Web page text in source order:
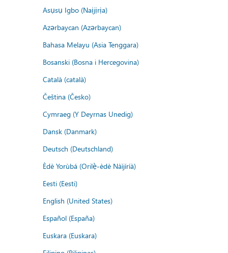
Asụsụ Igbo (Naịjịrịa)
Azərbaycan (Azərbaycan)
Bahasa Melayu (Asia Tenggara)
Bosanski (Bosna i Hercegovina)
Català (català)
Čeština (Česko)
Cymraeg (Y Deyrnas Unedig)
Dansk (Danmark)
Deutsch (Deutschland)
Èdè Yorùbá (Orilẹ̀-èdè Nàìjíríà)
Eesti (Eesti)
English (United States)
Español (España)
Euskara (Euskara)